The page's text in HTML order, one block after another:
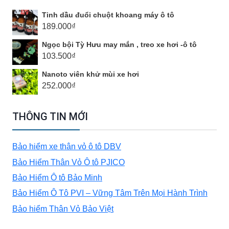
Tinh dầu đuổi chuột khoang máy ô tô
189.000₫
Ngọc bội Tỳ Hưu may mắn , treo xe hơi -ô tô
103.500₫
Nanoto viên khử mùi xe hơi
252.000₫
THÔNG TIN MỚI
Bảo hiểm xe thân vỏ ô tô DBV
Bảo Hiểm Thân Vỏ Ô tô PJICO
Bảo Hiểm Ô tô Bảo Minh
Bảo Hiểm Ô Tô PVI – Vững Tâm Trên Mọi Hành Trình
Bảo hiểm Thân Vỏ Bảo Việt